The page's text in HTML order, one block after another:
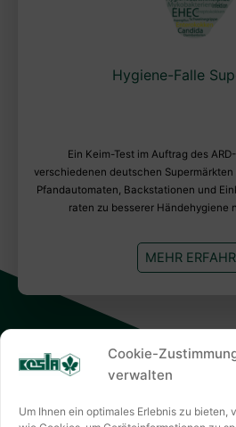
Cookie-
verwalten
Um Ihnen ein optimales Erlebnis zu bieten,
Hygiene-Falle
Ein Keim-Test im Auftrag des
verschiedenen deutschen
Pfandautomaten, Backstationen und
raten zu besserer Händehygiene
MEHR
Keslastraße